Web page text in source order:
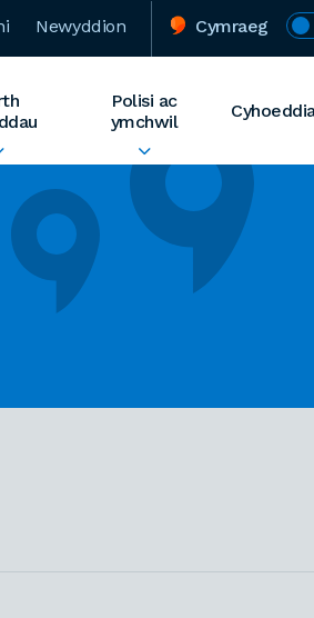
Newyddion Cymraeg
Polisi ac
ymchwil